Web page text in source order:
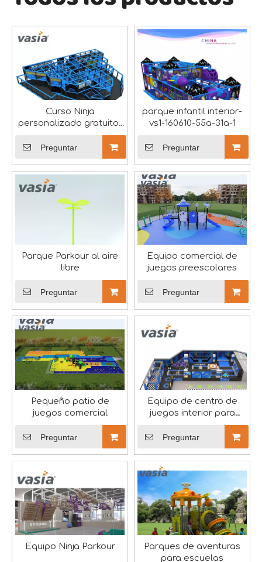
La exposición atrajo a numerosos compradores
En el vibrante tapiz de la cultura china, el Festival del
Acerca de la diversión Huaxia
Curso Ninja
personalizado gratuito-
Preguntar
parque infantil interior-
vs1-160610-55a-31a-1
Preguntar
Parque Parkour al aire
libre
Preguntar
Equipo comercial de
juegos preescolares
Preguntar
Pequeño patio de
juegos comercial
Preguntar
Equipo de centro de
juegos interior para
Preguntar
Equipo Ninja Parkour
Parques de aventuras
para escuelas